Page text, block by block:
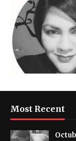
Most Recent